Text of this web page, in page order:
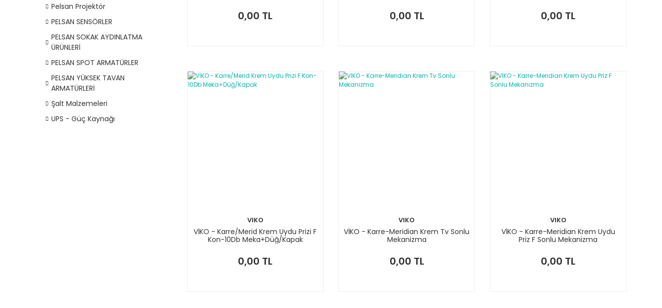
Pelsan Projektör
PELSAN SENSÖRLER
PELSAN SOKAK AYDINLATMA
ÜRÜNLERİ
PELSAN SPOT ARMATÜRLER
PELSAN YÜKSEK TAVAN
ARMATÜRLERİ
Şalt Malzemeleri
UPS - Güç Kaynağı
0,00 TL 0,00 TL 0,00 TL
VIKO
VİKO - Karre/Merid Krem Uydu Prizi F
Kon-10Db Meka+Düğ/Kapak
0,00 TL
VIKO
VİKO - Karre-Meridian Krem Tv Sonlu
Mekanizma
0,00 TL
VIKO
VİKO - Karre-Meridian Krem Uydu
Priz F Sonlu Mekanizma
0,00 TL